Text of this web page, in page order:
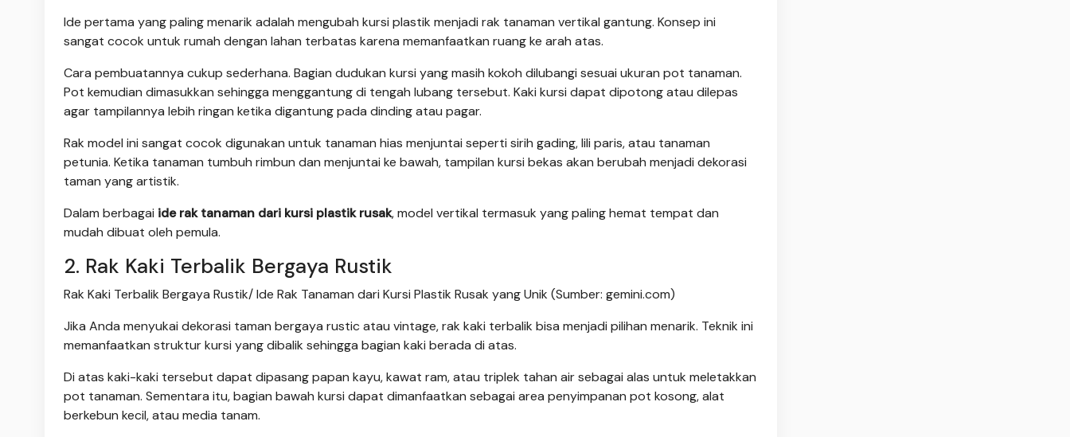
Ide pertama yang paling menarik adalah mengubah kursi plastik menjadi rak tanaman vertikal gantung. Konsep ini
sangat cocok untuk rumah dengan lahan terbatas karena memanfaatkan ruang ke arah atas.
Cara pembuatannya cukup sederhana. Bagian dudukan kursi yang masih kokoh dilubangi sesuai ukuran pot tanaman.
Pot kemudian dimasukkan sehingga menggantung di tengah lubang tersebut. Kaki kursi dapat dipotong atau dilepas
agar tampilannya lebih ringan ketika digantung pada dinding atau pagar.
Rak model ini sangat cocok digunakan untuk tanaman hias menjuntai seperti sirih gading, lili paris, atau tanaman
petunia. Ketika tanaman tumbuh rimbun dan menjuntai ke bawah, tampilan kursi bekas akan berubah menjadi dekorasi
taman yang artistik.
Dalam berbagai ide rak tanaman dari kursi plastik rusak, model vertikal termasuk yang paling hemat tempat dan
mudah dibuat oleh pemula.
2. Rak Kaki Terbalik Bergaya Rustik
Rak Kaki Terbalik Bergaya Rustik/ Ide Rak Tanaman dari Kursi Plastik Rusak yang Unik (Sumber: gemini.com)
Jika Anda menyukai dekorasi taman bergaya rustic atau vintage, rak kaki terbalik bisa menjadi pilihan menarik. Teknik ini
memanfaatkan struktur kursi yang dibalik sehingga bagian kaki berada di atas.
Di atas kaki-kaki tersebut dapat dipasang papan kayu, kawat ram, atau triplek tahan air sebagai alas untuk meletakkan
pot tanaman. Sementara itu, bagian bawah kursi dapat dimanfaatkan sebagai area penyimpanan pot kosong, alat
berkebun kecil, atau media tanam.